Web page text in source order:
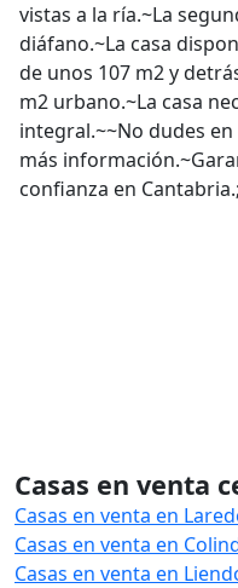
vistas a la ría.~La
diáfano.~La casa
de unos 107 m2 y
m2 urbano.~La casa
integral.~~No dudes
más
confianza en Cantabria.;
Casas en venta
Casas en venta en
Casas en venta en
Casas en venta en